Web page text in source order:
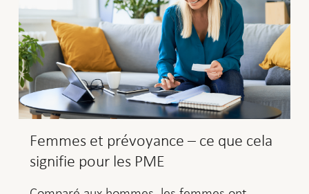
Femmes et prévoyance – ce que cela
signifie pour les PME